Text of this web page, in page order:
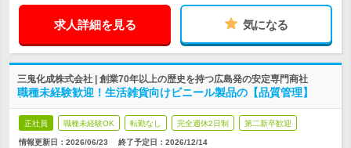
求人詳細を見る 気になる
三鬼化成株式会社 | 創業70年以上の歴史を持つ広島発の安定専門商社
職種未経験歓迎！生活雑貨向けビニール製品の【品質管理】
正社員 職種未経験OK 転勤なし 完全週休2日制 第二新卒歓迎
情報更新日：2026/06/23 終了予定日： 2026/12/14